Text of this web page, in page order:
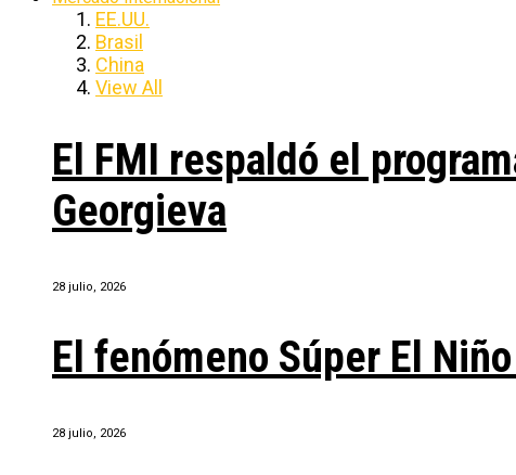
EE.UU.
Brasil
China
View All
El FMI respaldó el
Georgieva
28 julio, 2026
El fenómeno Súper El
28 julio, 2026